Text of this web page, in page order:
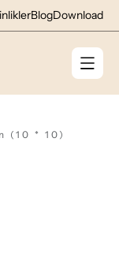
BlogDownload
(10 * 10)